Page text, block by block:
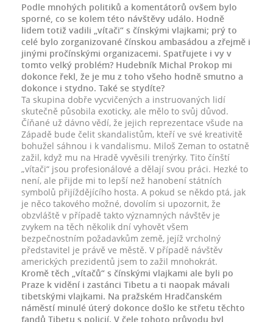
Podle mnohých politiků a komentátorů ovšem bylo
sporné, co se kolem této návštěvy událo. Hodně
lidem totiž vadili „vítači“ s čínskými vlajkami; prý to
celé bylo zorganizované čínskou ambasádou a zřejmě i
jinými pročínskými organizacemi. Spatřujete i vy v
tomto velký problém? Hudebník Michal Prokop mi
dokonce řekl, že je mu z toho všeho hodně smutno a
dokonce i stydno. Také se stydíte?
Ta skupina dobře vycvičených a instruovaných lidí
skutečně působila exoticky, ale mělo to svůj důvod.
Číňané už dávno vědí, že jejich reprezentace všude na
Západě bude čelit skandalistům, kteří ve své kreativitě
bohužel sáhnou i k vandalismu. Miloš Zeman to ostatně
zažil, když mu na Hradě vyvěsili trenýrky. Tito čínští
„vítači“ jsou profesionálové a dělají svou práci. Hezké to
není, ale přijde mi to lepší než hanobení státních
symbolů přijíždějícího hosta. A pokud se někdo ptá, jak
je něco takového možné, dovolím si upozornit, že
obzvláště v případě takto významných návštěv je
zvykem na těch několik dní vyhovět všem
bezpečnostním požadavkům země, jejíž vrcholný
představitel je právě ve městě. V případě návštěv
amerických prezidentů jsem to zažil mnohokrát.
Kromě těch „vítačů“ s čínskými vlajkami ale byli po
Praze k vidění i zastánci Tibetu a ti naopak mávali
tibetskými vlajkami. Na pražském Hradčanském
náměstí minulé úterý dokonce došlo ke střetu těchto
fandů Tibetu s policií. V čele tohoto průvodu byl